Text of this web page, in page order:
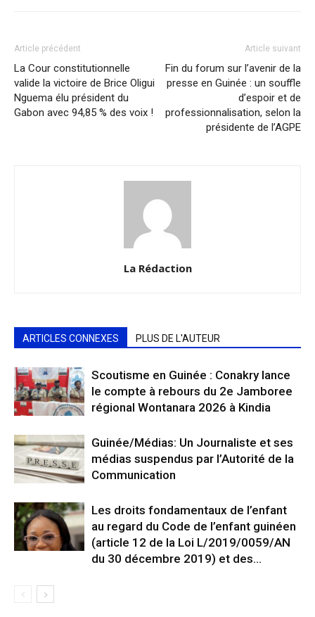
Article précédent
La Cour constitutionnelle
valide la victoire de Brice Oligui
Nguema élu président du
Gabon avec 94,85 % des voix !
Article suivant
Fin du forum sur l’avenir de la
presse en Guinée : un souffle
d’espoir et de
professionnalisation, selon la
présidente de l’AGPE
La Rédaction
ARTICLES CONNEXES PLUS DE L'AUTEUR
Scoutisme en Guinée : Conakry lance
le compte à rebours du 2e Jamboree
régional Wontanara 2026 à Kindia
Guinée/Médias: Un Journaliste et ses
médias suspendus par l’Autorité de la
Communication
Les droits fondamentaux de l’enfant
au regard du Code de l’enfant guinéen
(article 12 de la Loi L/2019/0059/AN
du 30 décembre 2019) et des...